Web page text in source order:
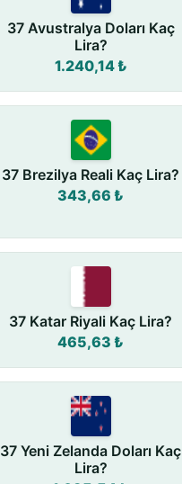
37 Avustralya Doları Kaç
Lira?
1.240,14 ₺
37 Brezilya Reali Kaç Lira?
343,66 ₺
37 Katar Riyali Kaç Lira?
465,63 ₺
37 Yeni Zelanda Doları Kaç
Lira?